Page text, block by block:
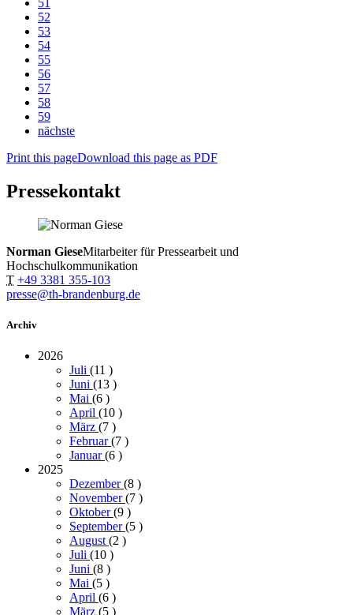
51
52
53
54
55
56
57
58
59
nächste
Print this pageDownload this page as PDF
Pressekontakt
Norman GieseMitarbeiter für Pressearbeit und
Hochschulkommunikation
T +49 3381 355-103
presse@th-brandenburg.de
Archiv
2026
Juli (11 )
Juni (13 )
Mai (6 )
April (10 )
März (7 )
Februar(7 )
Januar(6 )
2025
Dezember(8 )
November(7 )
Oktober(9 )
September(5 )
August(2 )
Juli (10 )
Juni (8 )
Mai (5 )
April (6 )
März (5 )